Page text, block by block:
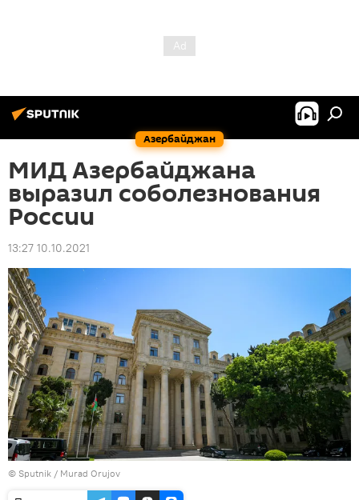
Азербайджан
МИД Азербайджана
выразил соболезнования
России
13:27 10.10.2021
© Sputnik / Murad Orujov